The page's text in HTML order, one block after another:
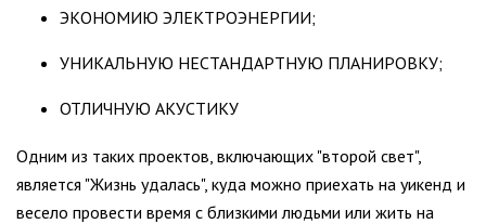
ЭКОНОМИЮ ЭЛЕКТРОЭНЕРГИИ;
УНИКАЛЬНУЮ НЕСТАНДАРТНУЮ ПЛАНИРОВКУ;
ОТЛИЧНУЮ АКУСТИКУ
Одним из таких проектов, включающих "второй свет",
является "Жизнь удалась", куда можно приехать на уикенд и
весело провести время с близкими людьми или жить на